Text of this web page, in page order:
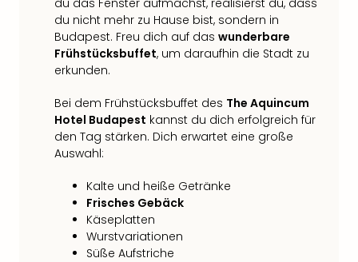
du das Fenster aufmachst, realisierst du, dass
du nicht mehr zu Hause bist, sondern in
Budapest. Freu dich auf das wunderbare
Frühstücksbuffet, um daraufhin die Stadt zu
erkunden.
Bei dem Frühstücksbuffet des The Aquincum
Hotel Budapest kannst du dich erfolgreich für
den Tag stärken. Dich erwartet eine große
Auswahl:
Kalte und heiße Getränke
Frisches Gebäck
Käseplatten
Wurstvariationen
Süße Aufstriche